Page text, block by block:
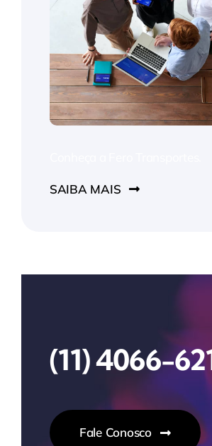
SAIBA MAIS
(11) 4066-
Fale Conosco